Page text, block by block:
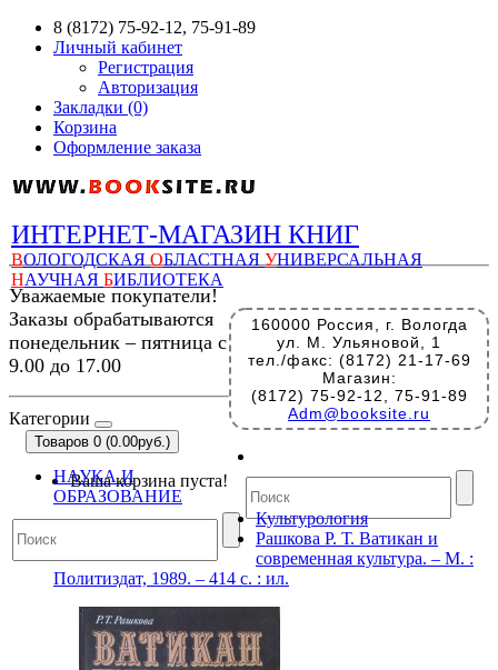
8 (8172) 75-92-12, 75-91-89
Личный кабинет
Регистрация
Авторизация
Закладки (0)
Корзина
Оформление заказа
ИНТЕРНЕТ-МАГАЗИН КНИГ
ВОЛОГОДСКАЯ ОБЛАСТНАЯ УНИВЕРСАЛЬНАЯ
НАУЧНАЯ БИБЛИОТЕКА
160000 Россия, г. Вологда
ул. М. Ульяновой, 1
тел./факс: (8172) 21-17-69
Магазин:
(8172) 75-92-12, 75-91-89
Adm@booksite.ru
Уважаемые покупатели!
Заказы обрабатываются
понедельник – пятница с
9.00 до 17.00
Категории
Товаров 0 (0.00руб.)
Ваша корзина пуста!
НАУКА И
ОБРАЗОВАНИЕ
Культурология
Рашкова Р. Т. Ватикан и
современная культура. – М. :
Политиздат, 1989. – 414 с. : ил.